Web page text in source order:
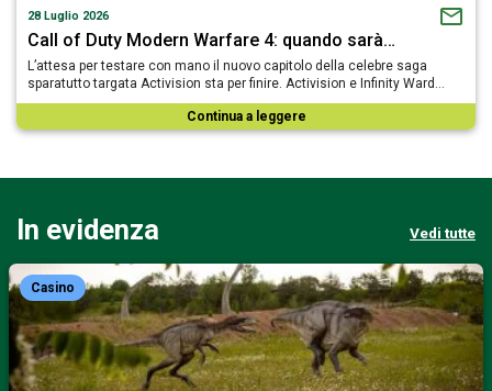
28 Luglio 2026
Call of Duty Modern Warfare 4: quando sarà…
L’attesa per testare con mano il nuovo capitolo della celebre saga
sparatutto targata Activision sta per finire. Activision e Infinity Ward…
Continua a leggere
In evidenza Vedi tutte
Casino